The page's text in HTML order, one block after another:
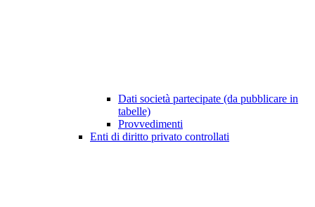
Dati società partecipate (da pubblicare in
tabelle)
Provvedimenti
Enti di diritto privato controllati